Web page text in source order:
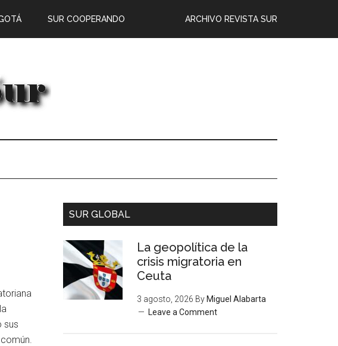
ARCHIVO REVISTA SUR
SUR COOPERANDO
sus
SUR GLOBAL
La geopolítica de la
crisis migratoria en
Ceuta
3 agosto, 2026 By Miguel Alabarta
Leave a Comment